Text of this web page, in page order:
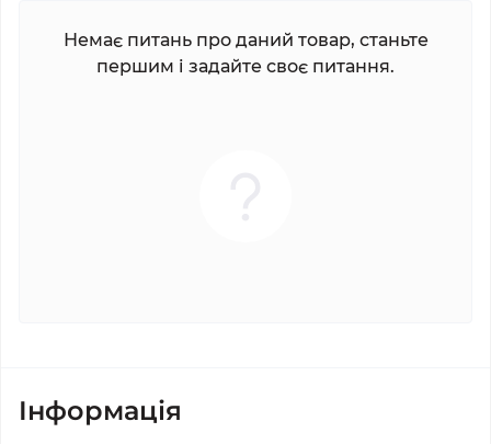
Немає питань про даний товар, станьте
першим і задайте своє питання.
Iнформація